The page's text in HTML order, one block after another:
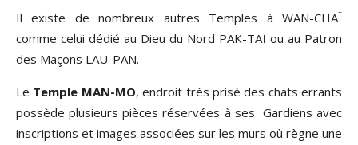
Il existe de nombreux autres Temples à WAN-CHAÏ
comme celui dédié au Dieu du Nord PAK-TAÏ ou au Patron
des Maçons LAU-PAN.
Le Temple MAN-MO, endroit très prisé des chats errants
possède plusieurs pièces réservées à ses Gardiens avec
inscriptions et images associées sur les murs où règne une